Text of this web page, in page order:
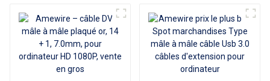
adaptateur pour
caméscope caméra
multimédia HDTV
adaptateurs de câble
série pour la
Communication de
données